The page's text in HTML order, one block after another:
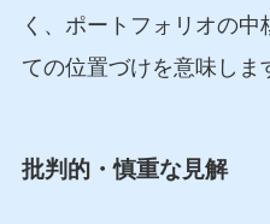
く、ポートフォリオの
ての位置づけを意味しま
批判的・慎重な見解